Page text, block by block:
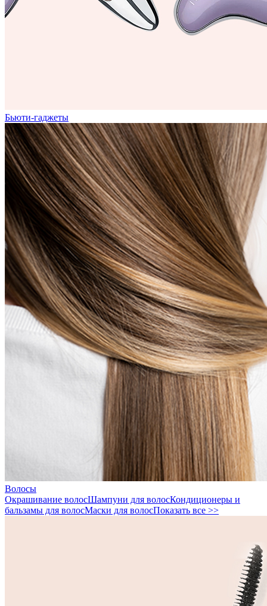
Бьюти-гаджеты
Волосы
Окрашивание волосШампуни для волосКондиционеры и
бальзамы для волосМаски для волосПоказать все >>